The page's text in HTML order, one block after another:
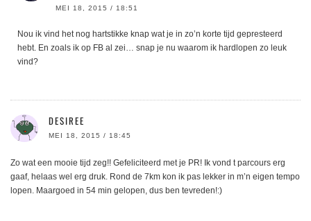
MEI 18, 2015 / 18:51
Nou ik vind het nog hartstikke knap wat je in zo’n korte tijd gepresteerd
hebt. En zoals ik op FB al zei… snap je nu waarom ik hardlopen zo leuk
vind?
DESIREE
MEI 18, 2015 / 18:45
Zo wat een mooie tijd zeg!! Gefeliciteerd met je PR! Ik vond t parcours erg
gaaf, helaas wel erg druk. Rond de 7km kon ik pas lekker in m’n eigen tempo
lopen. Maargoed in 54 min gelopen, dus ben tevreden!:)